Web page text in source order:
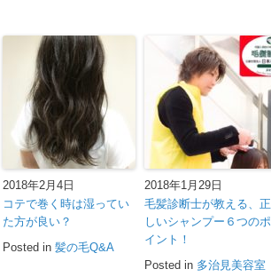
2018年2月4日
コテで巻く時は湿ってい
た方が良い？
Posted in 髪の毛Q&A
2018年1月29日
毛髪診断士が教える、正
しいシャンプー６つのポ
イント！
Posted in 多治見美容室